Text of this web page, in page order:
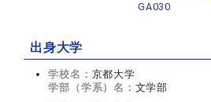
GA030
出身大学
学校名： 京都大学
学部（学系）名： 文学部